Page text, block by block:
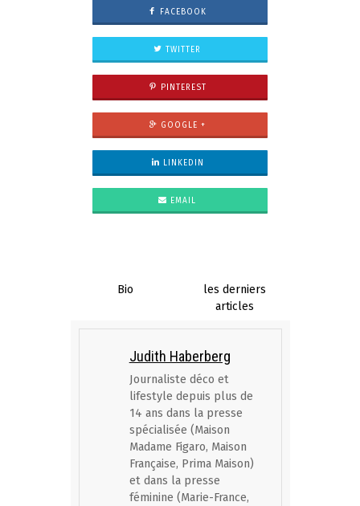
FACEBOOK
TWITTER
PINTEREST
GOOGLE +
LINKEDIN
EMAIL
Bio
les derniers
articles
Judith Haberberg
Journaliste déco et
lifestyle depuis plus de
14 ans dans la presse
spécialisée (Maison
Madame Figaro, Maison
Française, Prima Maison)
et dans la presse
féminine (Marie-France,